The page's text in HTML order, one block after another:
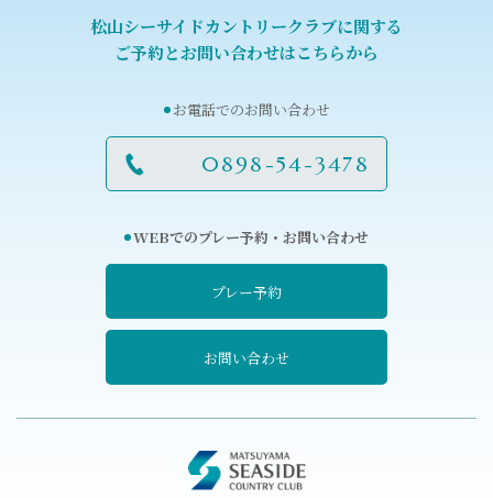
松山シーサイドカントリークラブに関する
ご予約とお問い合わせはこちらから
お電話でのお問い合わせ
0898-54-3478
WEBでのプレー予約・お問い合わせ
プレー予約
お問い合わせ